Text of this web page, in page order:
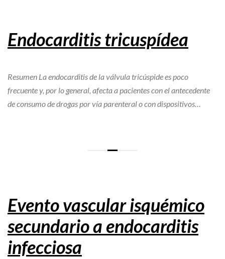
Endocarditis tricuspídea
Resumen La endocarditis de la válvula tricúspide es poco
frecuente y, por lo general, afecta a pacientes con el antecedente
de consumo de drogas por vía parenteral o con dispositivos…
Evento vascular isquémico
secundario a endocarditis
infecciosa